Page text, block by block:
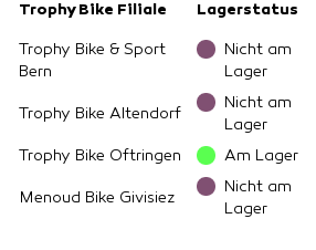
Trophy Bike Filiale Lagerstatus
Trophy Bike & Sport
Bern
Nicht am
Lager
Trophy Bike Altendorf
Nicht am
Lager
Trophy Bike Oftringen
Am Lager
Menoud Bike Givisiez
Nicht am
Lager